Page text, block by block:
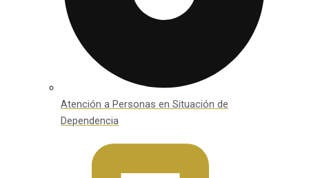
Atención a Personas en Situación de
Dependencia